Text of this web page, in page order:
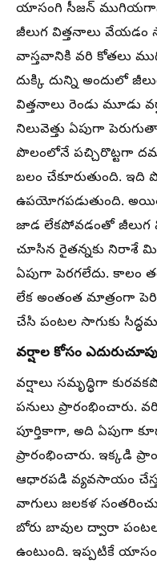
యాసంగి సీజన్‌
జీలుగ విత్తనాలు వేయడం
వాస్తవానికి వరి కోతలు
దుక్కి దున్ని అందులో
విత్తనాలు రెండు మూడు
నిలువెత్తు ఏపుగా
పొలంలోనే పచ్చిరొట్టగా
బలం చేకూరుతుంది.
ఉపయోగపడుతుంది.
జాడ లేకపోవడంతో జీలుగ
చూసిన రైతన్నకు నిరాశే
ఏపుగా పెరగలేదు. కాలం
లేక అంతంత మాత్రంగా
చేసి పంటల సాగుకు
వర్షాల కోసం
వర్షాలు సమృద్ధిగా
పనులు
పూర్తికాగా, అది ఏపుగా
ప్రారంభించారు. ఇక్కడి
ఆధారపడి వ్యవసాయం
వాగులు జలకళ
బోరు బావుల ద్వారా
ఉంటుంది. ఇప్పటికే